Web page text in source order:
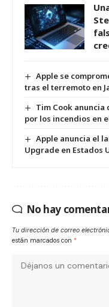
Apple se
tras el terremoto en
Tim Cook anuncia
por los incendios en
Apple anuncia el
Upgrade en Estados
No hay
Tu dirección de correo
están marcados con *